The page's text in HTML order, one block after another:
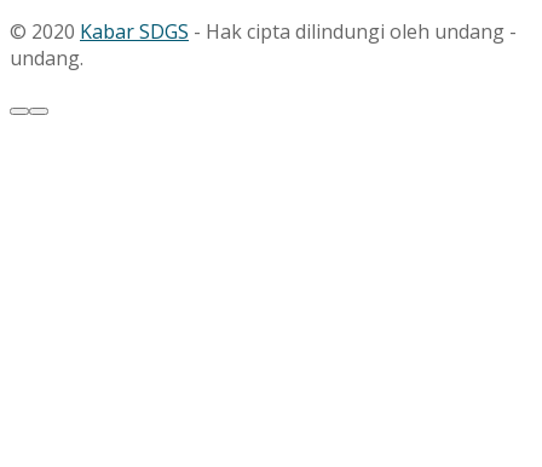
© 2020 Kabar SDGS - Hak cipta dilindungi oleh undang -
undang.